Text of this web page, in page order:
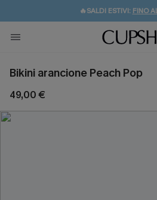
🔥SALDI ESTIVI: FINO
🚚SPEDIZIONE
💌REGALO PER I NUOVI:
Bikini arancione Peach Pop
49,00 €